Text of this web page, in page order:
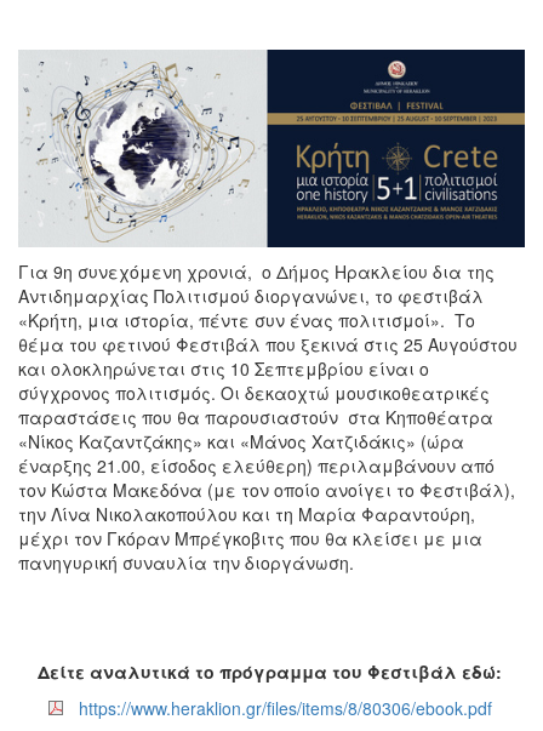
ΠΟΛΗ
Για 9η συνεχόμενη χρονιά, ο Δήμος Ηρακλείου δια της
Αντιδημαρχίας Πολιτισμού διοργανώνει, το φεστιβάλ
«Κρήτη, μια ιστορία, πέντε συν ένας πολιτισμοί». Το
θέμα του φετινού Φεστιβάλ που ξεκινά στις 25 Αυγούστου
και ολοκληρώνεται στις 10 Σεπτεμβρίου είναι ο
σύγχρονος πολιτισμός. Οι δεκαοχτώ μουσικοθεατρικές
παραστάσεις που θα παρουσιαστούν στα Κηποθέατρα
«Νίκος Καζαντζάκης» και «Μάνος Χατζιδάκις» (ώρα
έναρξης 21.00, είσοδος ελεύθερη) περιλαμβάνουν από
τον Κώστα Μακεδόνα (με τον οποίο ανοίγει το Φεστιβάλ),
την Λίνα Νικολακοπούλου και τη Μαρία Φαραντούρη,
μέχρι τον Γκόραν Μπρέγκοβιτς που θα κλείσει με μια
πανηγυρική συναυλία την διοργάνωση.
Δείτε αναλυτικά το πρόγραμμα του Φεστιβάλ εδώ:
https://www.heraklion.gr/files/items/8/80306/ebook.pdf